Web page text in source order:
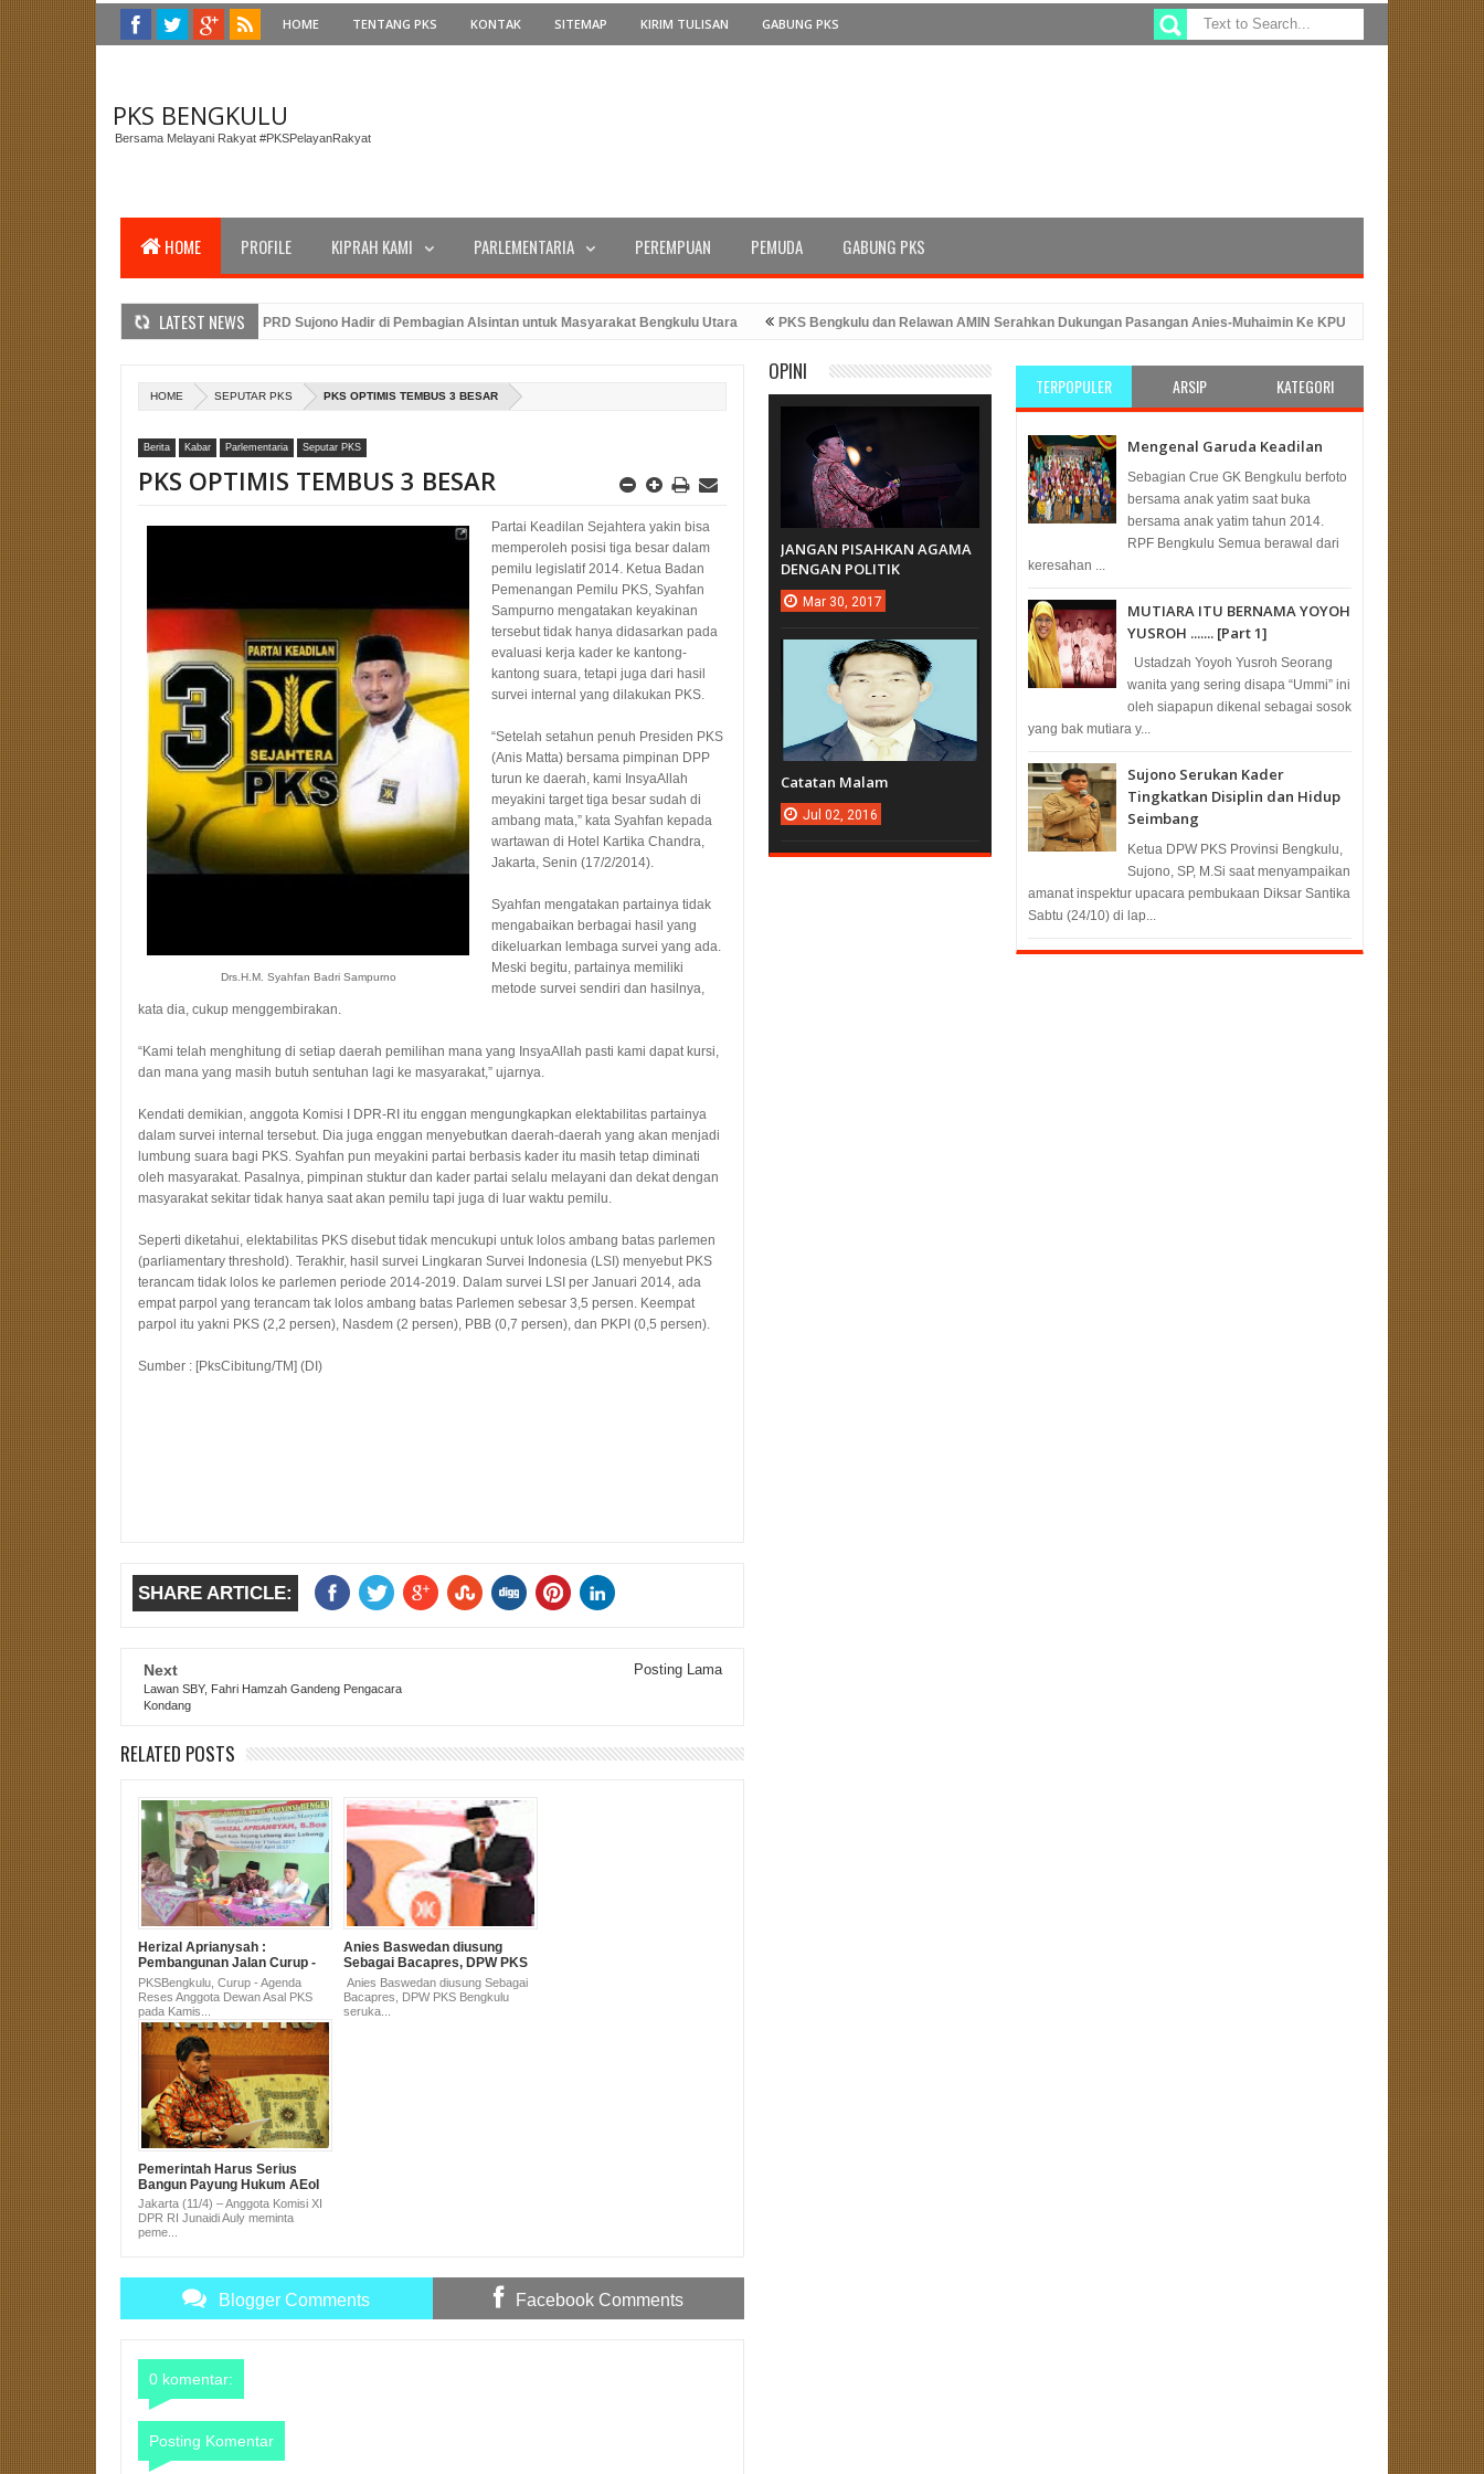
HOME TENTANG PKS KONTAK SITEMAP KIRIM TULISAN GABUNG PKS
PKS BENGKULU
Bersama Melayani Rakyat #PKSPelayanRakyat
HOME PROFILE KIPRAH KAMI PARLEMENTARIA PEREMPUAN PEMUDA GABUNG PKS
LATEST NEWS
Gubernur Bengkulu, Anggota DPRD Sujono Hadir di Pembagian Alsintan untuk Masyarakat Bengkulu Utara PKS Bengkulu dan Relawan AMIN Serahkan Dukungan Pasangan Anies-Muhaimin Ke KPU Sefty Yuslinah
DPTW PKS Bengkulu dan Amanat Presiden PKS Dalam Peringatan Upacara HUT RI Ke-78 Tahun 2023 PKS Bengkulu: Solusi
Caleg PKS Benteng: Merancang Strategi Pemenangan Pemilu dengan Kehadiran Bang Hans
HOME SEPUTAR PKS PKS OPTIMIS TEMBUS 3 BESAR
Berita Kabar Parlementaria Seputar PKS
PKS OPTIMIS TEMBUS 3 BESAR
Drs.H.M. Syahfan Badri Sampurno
Partai Keadilan Sejahtera yakin bisa
memperoleh posisi tiga besar dalam
pemilu legislatif 2014. Ketua Badan
Pemenangan Pemilu PKS, Syahfan
Sampurno mengatakan keyakinan
tersebut tidak hanya didasarkan pada
evaluasi kerja kader ke kantong-
kantong suara, tetapi juga dari hasil
survei internal yang dilakukan PKS.
“Setelah setahun penuh Presiden PKS
(Anis Matta) bersama pimpinan DPP
turun ke daerah, kami InsyaAllah
meyakini target tiga besar sudah di
ambang mata,” kata Syahfan kepada
wartawan di Hotel Kartika Chandra,
Jakarta, Senin (17/2/2014).
Syahfan mengatakan partainya tidak
mengabaikan berbagai hasil yang
dikeluarkan lembaga survei yang ada.
Meski begitu, partainya memiliki
metode survei sendiri dan hasilnya,
kata dia, cukup menggembirakan.
“Kami telah menghitung di setiap daerah pemilihan mana yang InsyaAllah pasti kami dapat kursi,
dan mana yang masih butuh sentuhan lagi ke masyarakat,” ujarnya.
Kendati demikian, anggota Komisi I DPR-RI itu enggan mengungkapkan elektabilitas partainya
dalam survei internal tersebut. Dia juga enggan menyebutkan daerah-daerah yang akan menjadi
lumbung suara bagi PKS. Syahfan pun meyakini partai berbasis kader itu masih tetap diminati
oleh masyarakat. Pasalnya, pimpinan stuktur dan kader partai selalu melayani dan dekat dengan
masyarakat sekitar tidak hanya saat akan pemilu tapi juga di luar waktu pemilu.
Seperti diketahui, elektabilitas PKS disebut tidak mencukupi untuk lolos ambang batas parlemen
(parliamentary threshold). Terakhir, hasil survei Lingkaran Survei Indonesia (LSI) menyebut PKS
terancam tidak lolos ke parlemen periode 2014-2019. Dalam survei LSI per Januari 2014, ada
empat parpol yang terancam tak lolos ambang batas Parlemen sebesar 3,5 persen. Keempat
parpol itu yakni PKS (2,2 persen), Nasdem (2 persen), PBB (0,7 persen), dan PKPI (0,5 persen).
Sumber : [PksCibitung/TM] (DI)
SHARE ARTICLE:
Next
Lawan SBY, Fahri Hamzah Gandeng Pengacara
Kondang
Posting Lama
RELATED POSTS
Herizal Aprianysah :
Pembangunan Jalan Curup -
Lebong Bakal Terealisasi
Tahun Ini
PKSBengkulu, Curup - Agenda
Reses Anggota Dewan Asal PKS
pada Kamis...
Anies Baswedan diusung
Sebagai Bacapres, DPW PKS
Bengkulu serukan All Out.
Anies Baswedan diusung Sebagai
Bacapres, DPW PKS Bengkulu
seruka...
Pemerintah Harus Serius
Bangun Payung Hukum AEoI
Jakarta (11/4) – Anggota Komisi XI
DPR RI Junaidi Auly meminta
peme...
Blogger Comments Facebook Comments
0 komentar:
Posting Komentar
TERPOPULER ARSIP KATEGORI
Mengenal Garuda Keadilan
Sebagian Crue GK Bengkulu berfoto
bersama anak yatim saat buka
bersama anak yatim tahun 2014.
RPF Bengkulu Semua berawal dari
keresahan ...
MUTIARA ITU BERNAMA YOYOH
YUSROH ....... [Part 1]
Ustadzah Yoyoh Yusroh Seorang
wanita yang sering disapa “Ummi” ini
oleh siapapun dikenal sebagai sosok
yang bak mutiara y...
Sujono Serukan Kader
Tingkatkan Disiplin dan Hidup
Seimbang
Ketua DPW PKS Provinsi Bengkulu,
Sujono, SP, M.Si saat menyampaikan
amanat inspektur upacara pembukaan Diksar Santika
Sabtu (24/10) di lap...
OPINI
JANGAN PISAHKAN AGAMA
DENGAN POLITIK
Mar 30, 2017
Catatan Malam
Jul 02, 2016